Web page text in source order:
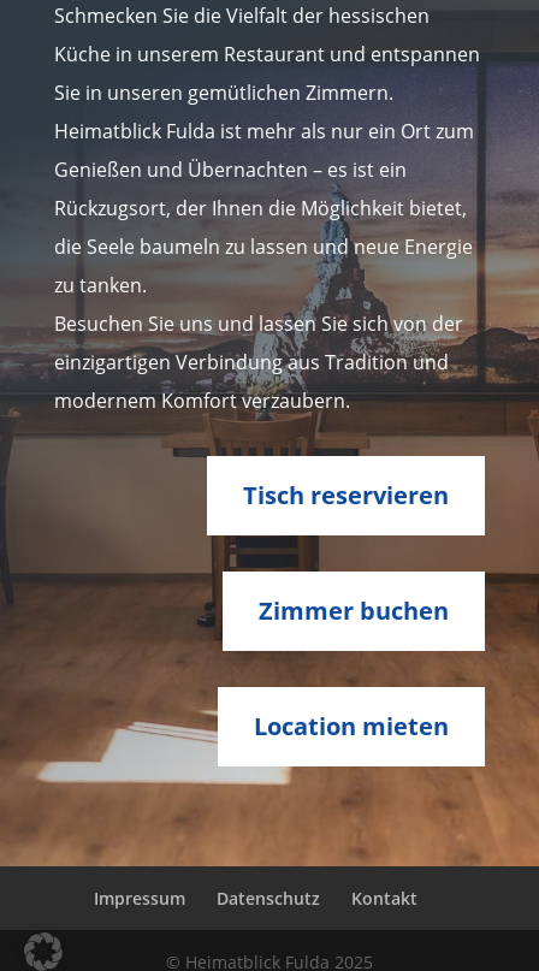
Schmecken Sie die Vielfalt der hessischen
Küche in unserem Restaurant und entspannen
Sie in unseren gemütlichen Zimmern.
Heimatblick Fulda ist mehr als nur ein Ort zum
Genießen und Übernachten – es ist ein
Rückzugsort, der Ihnen die Möglichkeit bietet,
die Seele baumeln zu lassen und neue Energie
zu tanken.
Besuchen Sie uns und lassen Sie sich von der
einzigartigen Verbindung aus Tradition und
modernem Komfort verzaubern.
Tisch reservieren
Zimmer buchen
Location mieten
Impressum Datenschutz Kontakt
© Heimatblick Fulda 2025